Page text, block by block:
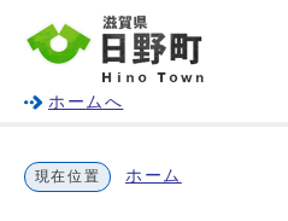
ホームへ
現在位置 ホーム